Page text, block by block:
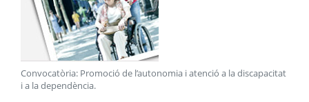
Convocatòria: Promoció de l’autonomia i atenció a la discapacitat
i a la dependència.